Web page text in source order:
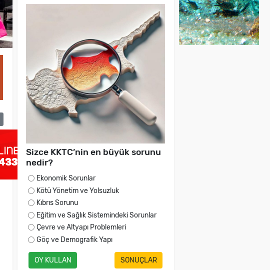
Sizce KKTC’nin en büyük sorunu
nedir?
Ekonomik Sorunlar
Kötü Yönetim ve Yolsuzluk
Kıbrıs Sorunu
Eğitim ve Sağlık Sistemindeki Sorunlar
Çevre ve Altyapı Problemleri
Göç ve Demografik Yapı
OY KULLAN SONUÇLAR